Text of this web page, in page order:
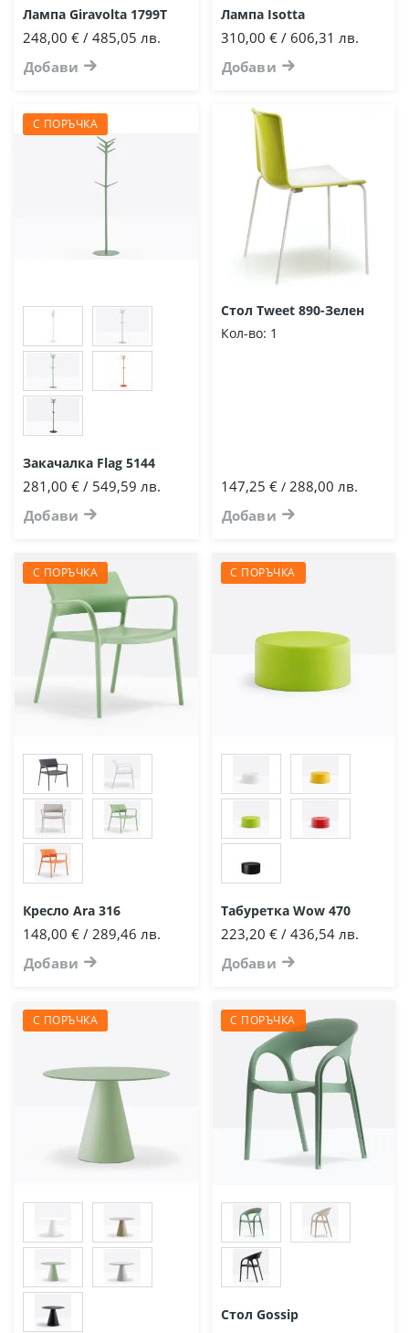
Лампа Giravolta 1799Т
248,00 € / 485,05 лв.
Добави
Лампа Isotta
310,00 € / 606,31 лв.
Добави
С ПОРЪЧКА
Закачалка Flag 5144
281,00 € / 549,59 лв.
Добави
Стол Tweet 890-Зелен
Кол-во: 1
147,25 €/ 288,00 лв.
Добави
С ПОРЪЧКА
Кресло Ara 316
148,00 € / 289,46 лв.
Добави
С ПОРЪЧКА
Табуретка Wow 470
223,20 € / 436,54 лв.
Добави
С ПОРЪЧКА С ПОРЪЧКА
Стол Gossip